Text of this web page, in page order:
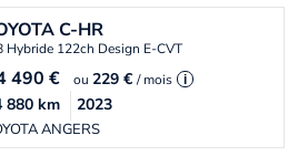
C-HR
Hybride 122ch Design E-CVT
490 € ou 229 € / mois i
ANGERS
880 km 2023